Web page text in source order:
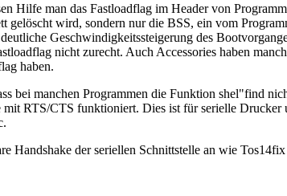
Hilfe man das Fastloadflag im Header von
wird, sondern nur die BSS, ein vom
Geschwindigkeitssteigerung des
nicht zurecht. Auch Accessories haben
haben.
bei manchen Programmen die Funktion shel"find
RTS/CTS funktioniert. Dies ist für serielle
Handshake der seriellen Schnittstelle an wie